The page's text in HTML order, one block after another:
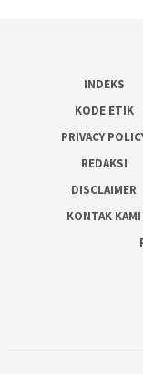
INDEKS
KODE ETIK
PRIVACY
REDAKSI
DISCLAIMER
KONTAK KAMI